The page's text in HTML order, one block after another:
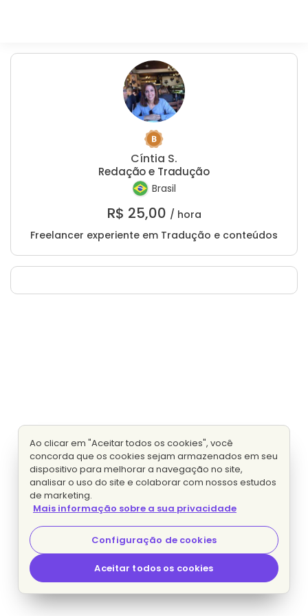
Cíntia S.
Redação e Tradução
Brasil
R$ 25,00 / hora
Freelancer experiente em Tradução e conteúdos
Ao clicar em "Aceitar todos os cookies", você
concorda que os cookies sejam armazenados em seu
dispositivo para melhorar a navegação no site,
analisar o uso do site e colaborar com nossos estudos
de marketing.
Mais informação sobre a sua privacidade
Configuração de cookies
Aceitar todos os cookies